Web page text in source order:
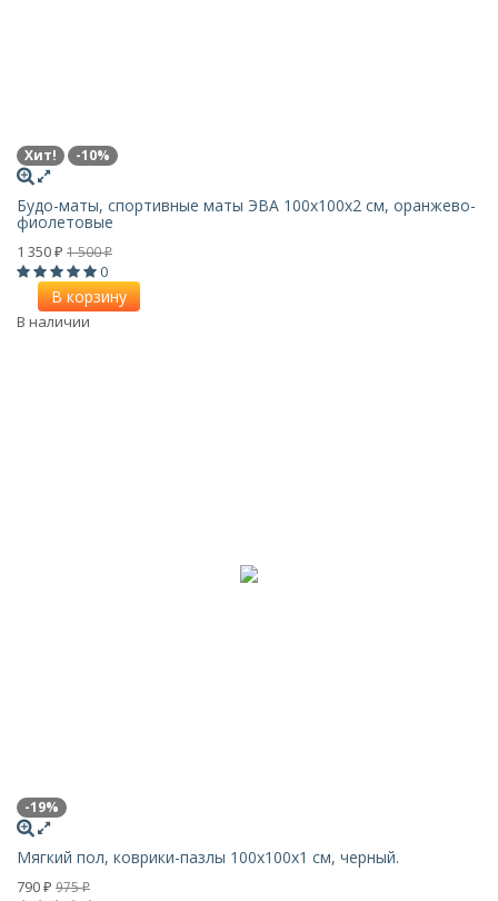
Хит! -10%
Будо-маты, спортивные маты ЭВА 100х100x2 см, оранжево-
фиолетовые
1 350 ₽ 1 500₽
0
В корзину
В наличии
-19%
Мягкий пол, коврики-пазлы 100х100x1 см, черный.
790 ₽ 975₽